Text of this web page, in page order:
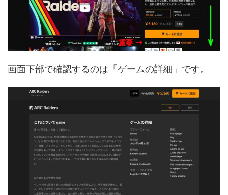
画面下部で確認するのは「ゲームの詳細」です。